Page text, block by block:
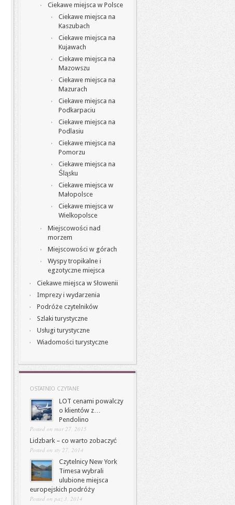
Ciekawe miejsca w Polsce
Ciekawe miejsca na
Kaszubach
Ciekawe miejsca na
Kujawach
Ciekawe miejsca na
Mazowszu
Ciekawe miejsca na
Mazurach
Ciekawe miejsca na
Podkarpaciu
Ciekawe miejsca na
Podlasiu
Ciekawe miejsca na
Pomorzu
Ciekawe miejsca na
Śląsku
Ciekawe miejsca w
Małopolsce
Ciekawe miejsca w
Wielkopolsce
Miejscowości nad
morzem
Miejscowości w górach
Wyspy tropikalne i
egzotyczne miejsca
Ciekawe miejsca w Słowenii
Imprezy i wydarzenia
Podróże czytelników
Szlaki turystyczne
Usługi turystyczne
Wiadomości turystyczne
OSTATNIO CZYTANE
LOT cenami powalczy
o klientów z…
Pendolino
Posted on mar 27, 2015
Lidzbark – co warto zobaczyć
Posted on sty 27, 2014
Czytelnicy New York
Timesa wybrali
ulubione miejsca
europejskich podróży
Posted on paź 3, 2014